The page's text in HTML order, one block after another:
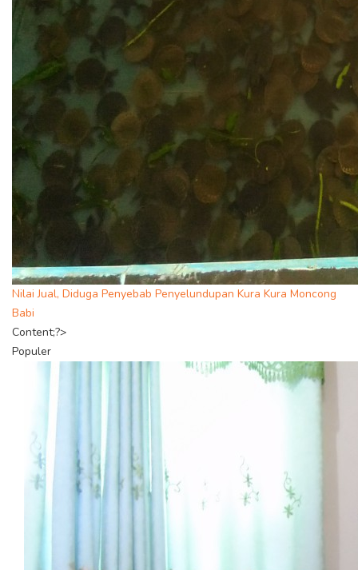
Nilai Jual, Diduga Penyebab Penyelundupan Kura Kura Moncong
Babi
Content;?>
Populer